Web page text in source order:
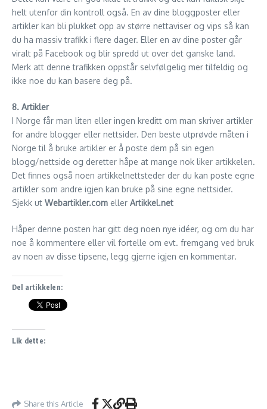
helt utenfor din kontroll også. En av dine bloggposter eller
artikler kan bli plukket opp av større nettaviser og vips så kan
du ha massiv trafikk i flere dager. Eller en av dine poster går
viralt på Facebook og blir spredd ut over det ganske land.
Merk att denne trafikken oppstår selvfølgelig mer tilfeldig og
ikke noe du kan basere deg på.
8. Artikler
I Norge får man liten eller ingen kreditt om man skriver artikler
for andre blogger eller nettsider. Den beste utprøvde måten i
Norge til å bruke artikler er å poste dem på sin egen
blogg/nettside og deretter håpe at mange nok liker artikkelen.
Det finnes også noen artikkelnettsteder der du kan poste egne
artikler som andre igjen kan bruke på sine egne nettsider.
Sjekk ut Webartikler.com eller Artikkel.net
Håper denne posten har gitt deg noen nye idéer, og om du har
noe å kommentere eller vil fortelle om evt. fremgang ved bruk
av noen av disse tipsene, legg gjerne igjen en kommentar.
Del artikkelen:
Lik dette:
Share this Article